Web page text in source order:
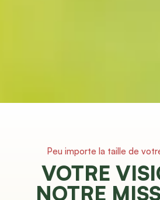
Peu importe la taille de
VOTRE
NOTRE